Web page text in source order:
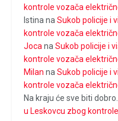
kontrole vozača
Istina na Sukob policije i
kontrole vozača
Joca na Sukob policije i
kontrole vozača
Milan na Sukob policije i
kontrole vozača
Na kraju će sve biti dobro...
u Leskovcu zbog